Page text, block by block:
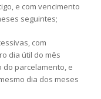
e com vencimento
seguintes;
com
dia útil do mês
parcelamento, e
dia dos meses